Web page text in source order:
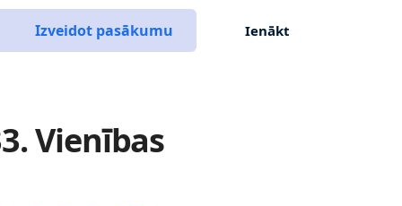
Izveidot pasākumu Ienākt
Vienības